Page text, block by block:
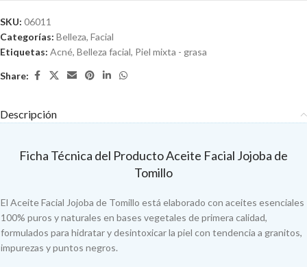
SKU: 06011
Categorías: Belleza, Facial
Etiquetas: Acné, Belleza facial, Piel mixta - grasa
Share:
Descripción
Ficha Técnica del Producto Aceite Facial Jojoba de
Tomillo
El Aceite Facial Jojoba de Tomillo está elaborado con aceites esenciales
100% puros y naturales en bases vegetales de primera calidad,
formulados para hidratar y desintoxicar la piel con tendencia a granitos,
impurezas y puntos negros.